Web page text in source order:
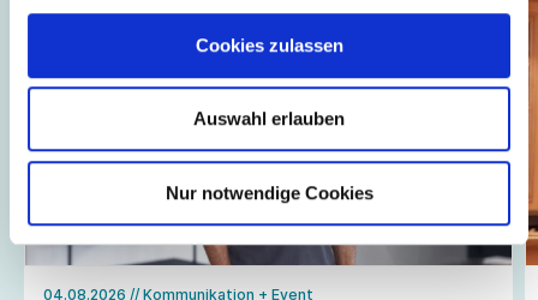
Cookies zulassen
Auswahl erlauben
Nur notwendige Cookies
04.08.2026 // Kommunikation + Event